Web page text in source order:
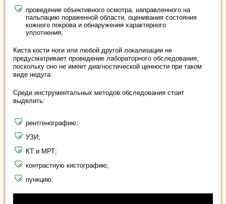
проведение объективного осмотра, направленного на
пальпацию пораженной области, оценивания состояния
кожного покрова и обнаружения характерного
уплотнения;
Киста кости ноги или любой другой локализации не
предусматривает проведение лабораторного обследования,
поскольку оно не имеет диагностической ценности при таком
виде недуга.
Среди инструментальных методов обследования стоит
выделить:
рентгенографию;
УЗИ;
КТ и МРТ;
контрастную кистографию;
пункцию.